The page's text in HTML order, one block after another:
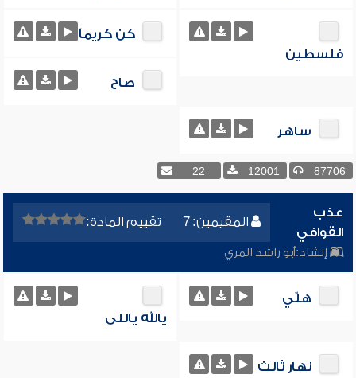
فلسطين
كن كريماَ
صاح
ساهر
87706
12001
22
المقيمين: 7 تقييم المادة:
عذب
القوافي
إنشاد:أبو راشد المري
هلّي
يالله ياللى
نهار ثالث